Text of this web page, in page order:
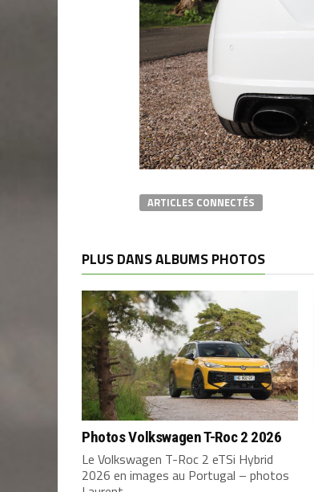
ARTICLES CONNECTÉS
PLUS DANS ALBUMS PHOTOS
Photos Volkswagen T-Roc 2 2026
Le Volkswagen T-Roc 2 eTSi Hybrid
2026 en images au Portugal – photos